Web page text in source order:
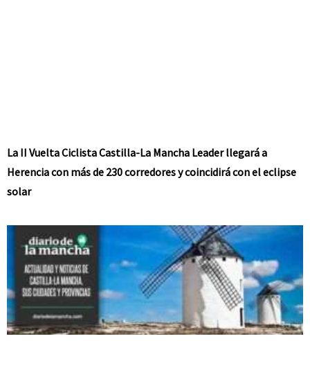
La II Vuelta Ciclista Castilla-La Mancha Leader llegará a
Herencia con más de 230 corredores y coincidirá con el eclipse
solar